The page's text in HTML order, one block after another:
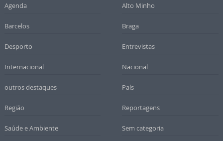
Agenda Alto Minho
Barcelos Braga
Desporto Entrevistas
Internacional Nacional
outros destaques País
Região Reportagens
Saúde e Ambiente Sem categoria